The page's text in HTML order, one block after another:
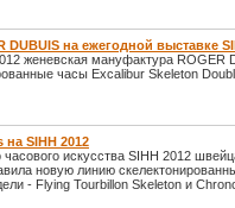
на ежегодной выставке
женевская мануфактура ROGER
часы Excalibur Skeleton
SIHH 2012
искусства SIHH 2012
новую линию
- Flying Tourbillon Skeleton и